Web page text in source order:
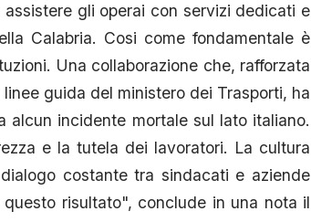
gli operai con servizi dedicati e
Calabria. Cosi come fondamentale è
Una collaborazione che, rafforzata
guida del ministero dei Trasporti, ha
alcun incidente mortale sul lato italiano.
e la tutela dei lavoratori. La cultura
costante tra sindacati e aziende
risultato", conclude in una nota il